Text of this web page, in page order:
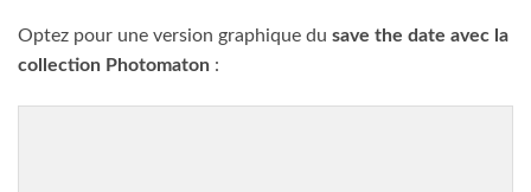
Optez pour une version graphique du save the date avec la
collection Photomaton :